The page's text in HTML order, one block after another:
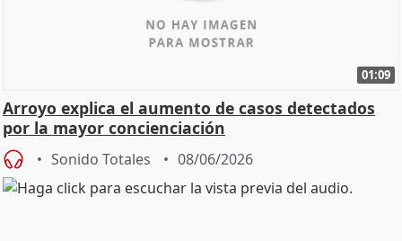
01:09
Arroyo explica el aumento de casos detectados
por la mayor concienciación
Sonido Totales 08/06/2026